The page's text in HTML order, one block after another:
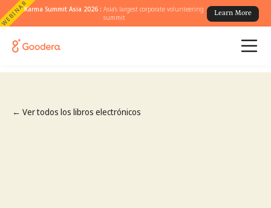
WEBINARKarma Summit Asia 2026 :Asia's largest corporate volunteering
summit
Learn More
← Ver todos los libros electrónicos